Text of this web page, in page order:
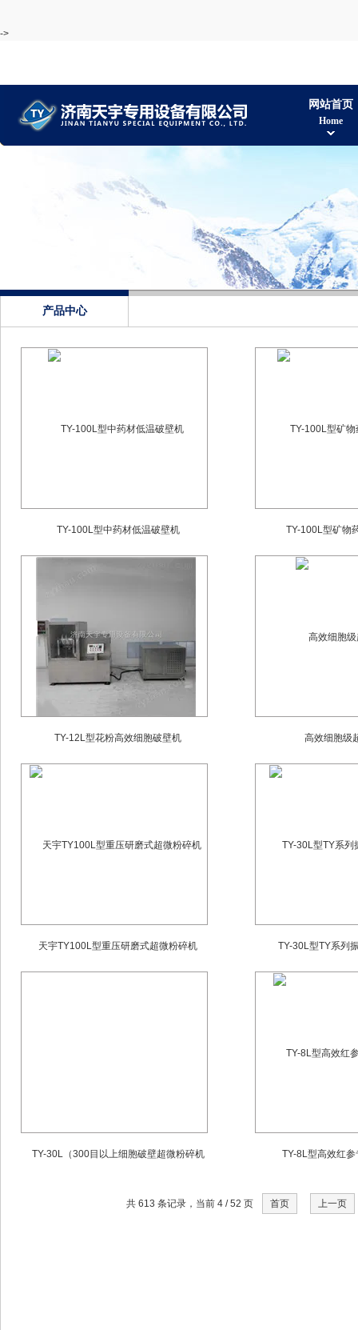
->
网站首页
Home
产品中心
TY-100L型中药材低温破壁机 TY-100L型矿物
TY-12L型花粉高效细胞破壁机 高效细胞级
天宇TY100L型重压研磨式超微粉碎机 TY-30L型TY系列
TY-30L（300目以上细胞破壁超微粉碎机 TY-8L型高效红
共 613 条记录，当前 4 / 52 页 首页 上一页